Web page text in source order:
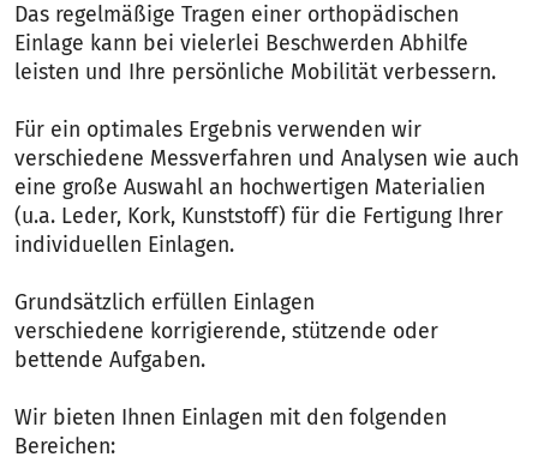
Das regelmäßige Tragen einer orthopädischen
Einlage kann bei vielerlei Beschwerden Abhilfe
leisten und Ihre persönliche Mobilität verbessern.
Für ein optimales Ergebnis verwenden wir
verschiedene Messverfahren und Analysen wie auch
eine große Auswahl an hochwertigen Materialien
(u.a. Leder, Kork, Kunststoff) für die Fertigung Ihrer
individuellen Einlagen.
Grundsätzlich erfüllen Einlagen
verschiedene korrigierende, stützende oder
bettende Aufgaben.
Wir bieten Ihnen Einlagen mit den folgenden
Bereichen: